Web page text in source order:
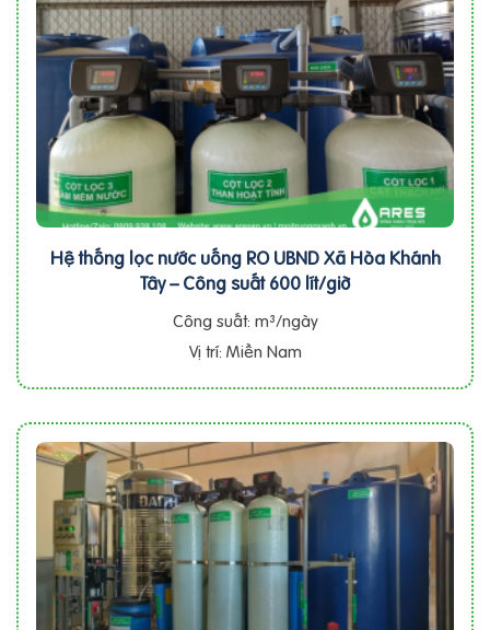
Hệ thống lọc nước uống RO UBND Xã Hòa Khánh
Tây – Công suất 600 lít/giờ
Công suất: m³/ngày
Vị trí: Miền Nam